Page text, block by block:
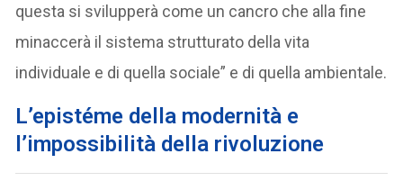
questa si svilupperà come un cancro che alla fine
minaccerà il sistema strutturato della vita
individuale e di quella sociale” e di quella ambientale.
L’epistéme della modernità e
l’impossibilità della rivoluzione